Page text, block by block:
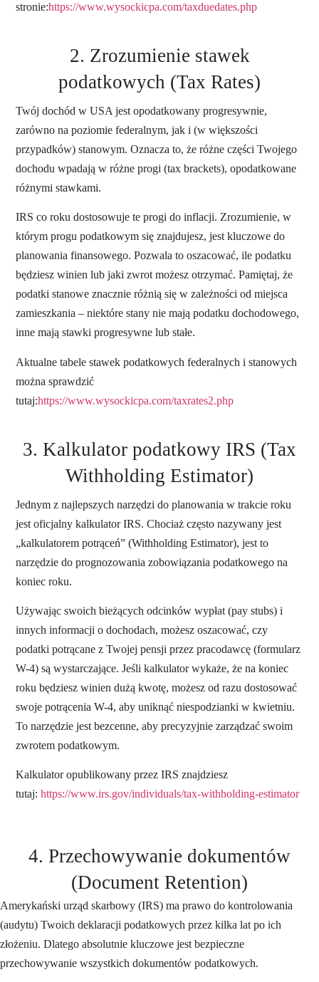
stronie:https://www.wysockicpa.com/taxduedates.php
2. Zrozumienie stawek
podatkowych (Tax Rates)
Twój dochód w USA jest opodatkowany progresywnie,
zarówno na poziomie federalnym, jak i (w większości
przypadków) stanowym. Oznacza to, że różne części Twojego
dochodu wpadają w różne progi (tax brackets), opodatkowane
różnymi stawkami.
IRS co roku dostosowuje te progi do inflacji. Zrozumienie, w
którym progu podatkowym się znajdujesz, jest kluczowe do
planowania finansowego. Pozwala to oszacować, ile podatku
będziesz winien lub jaki zwrot możesz otrzymać. Pamiętaj, że
podatki stanowe znacznie różnią się w zależności od miejsca
zamieszkania – niektóre stany nie mają podatku dochodowego,
inne mają stawki progresywne lub stałe.
Aktualne tabele stawek podatkowych federalnych i stanowych
można sprawdzić
tutaj:https://www.wysockicpa.com/taxrates2.php
3. Kalkulator podatkowy IRS (Tax
Withholding Estimator)
Jednym z najlepszych narzędzi do planowania w trakcie roku
jest oficjalny kalkulator IRS. Chociaż często nazywany jest
„kalkulatorem potrąceń” (Withholding Estimator), jest to
narzędzie do prognozowania zobowiązania podatkowego na
koniec roku.
Używając swoich bieżących odcinków wypłat (pay stubs) i
innych informacji o dochodach, możesz oszacować, czy
podatki potrącane z Twojej pensji przez pracodawcę (formularz
W-4) są wystarczające. Jeśli kalkulator wykaże, że na koniec
roku będziesz winien dużą kwotę, możesz od razu dostosować
swoje potrącenia W-4, aby uniknąć niespodzianki w kwietniu.
To narzędzie jest bezcenne, aby precyzyjnie zarządzać swoim
zwrotem podatkowym.
Kalkulator opublikowany przez IRS znajdziesz
tutaj:https://www.irs.gov/individuals/tax-withholding-estimator
4. Przechowywanie dokumentów
(Document Retention)
Amerykański urząd skarbowy (IRS) ma prawo do kontrolowania
(audytu) Twoich deklaracji podatkowych przez kilka lat po ich
złożeniu. Dlatego absolutnie kluczowe jest bezpieczne
przechowywanie wszystkich dokumentów podatkowych.